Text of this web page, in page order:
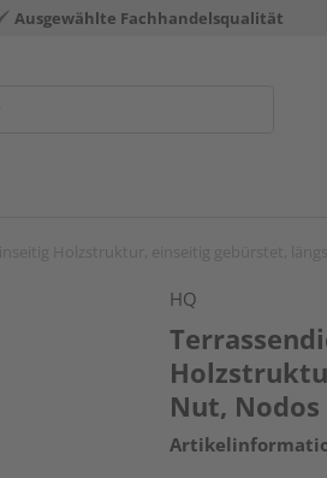
Ausgewählte Fachhandelsqualität
HQ
Nut, Nodos